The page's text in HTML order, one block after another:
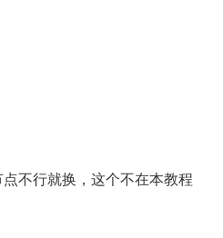
不行就换，这个不在本教程